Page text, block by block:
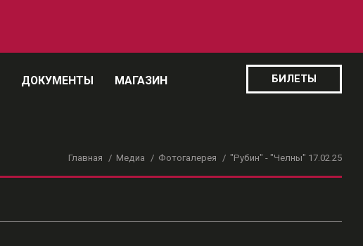
ДОКУМЕНТЫ МАГАЗИН БИЛЕТЫ
Главная Медиа Фотогалерея "Рубин" - "Челны" 17.02.25